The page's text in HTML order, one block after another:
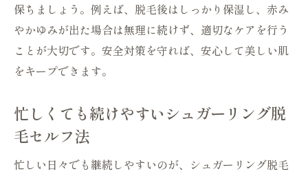
保ちましょう。例えば、脱毛後はしっかり保湿し、赤み
やかゆみが出た場合は無理に続けず、適切なケアを行う
ことが大切です。安全対策を守れば、安心して美しい肌
をキープできます。
忙しくても続けやすいシュガーリング脱
毛セルフ法
忙しい日々でも継続しやすいのが、シュガーリング脱毛